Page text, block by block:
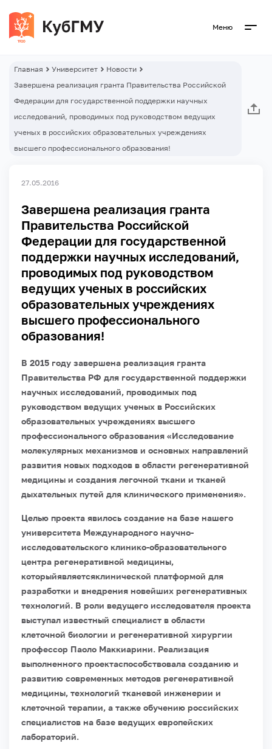
Меню
Главная Университет
Новости
Завершена реализация гранта Правительства Российской
Федерации для государственной поддержки научных
исследований, проводимых под руководством ведущих
ученых в российских образовательных учреждениях
высшего профессионального образования!
27.05.2016
Завершена реализация гранта
Правительства Российской
Федерации для государственной
поддержки научных исследований,
проводимых под руководством
ведущих ученых в российских
образовательных учреждениях
высшего профессионального
образования!
В 2015 году завершена реализация гранта
Правительства РФ для государственной поддержки
научных исследований, проводимых под
руководством ведущих ученых в Российских
образовательных учреждениях высшего
профессионального образования «Исследование
молекулярных механизмов и основных направлений
развития новых подходов в области регенеративной
медицины и создания легочной ткани и тканей
дыхательных путей для клинического применения».
Целью проекта явилось создание на базе нашего
университета Международного научно-
исследовательского клинико-образовательного
центра регенеративной медицины,
которыйявляетсяклинической платформой для
разработки и внедрения новейших регенеративных
технологий. В роли ведущего исследователя проекта
выступал известный специалист в области
клеточной биологии и регенеративной хирургии
профессор Паоло Маккиарини. Реализация
выполненного проектаспособствовала созданию и
развитию современных методов регенеративной
медицины, технологий тканевой инженерии и
клеточной терапии, а также обучению российских
специалистов на базе ведущих европейских
лабораторий.